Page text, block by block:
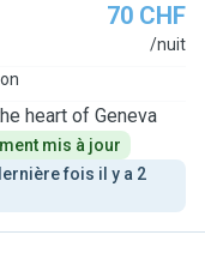
70 CHF
/nuit
heart of Geneva
mis à jour
fois il y a 2